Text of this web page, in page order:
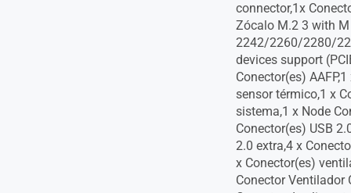
connector,1x
Zócalo M.2 3 with M
2242/2260/2280/
devices support
Conector(es)
sensor térmico,1 x
sistema,1 x Node
Conector(es) USB
2.0 extra,4 x
x Conector(es)
Conector Ventilador